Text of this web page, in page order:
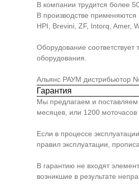
В компании трудится более
В производстве
HPI, Brevini, ZF, Intorq, Amer,
Оборудование
оборудования.
Альянс РАУМ дистрибьютор
Гарантия
Мы предлагаем и поставляем
месяцев, или 1200
Если в процессе
правил эксплуатации,
В гарантию не входят
возникшие в результате